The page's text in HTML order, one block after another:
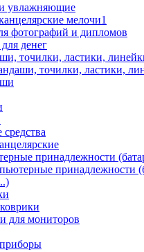
увлажняющие
мелочи1
фотографий и дипломов
денег
точилки, ластики,
точилки, ластики,
принадлежности
принадлежности
для мониторов